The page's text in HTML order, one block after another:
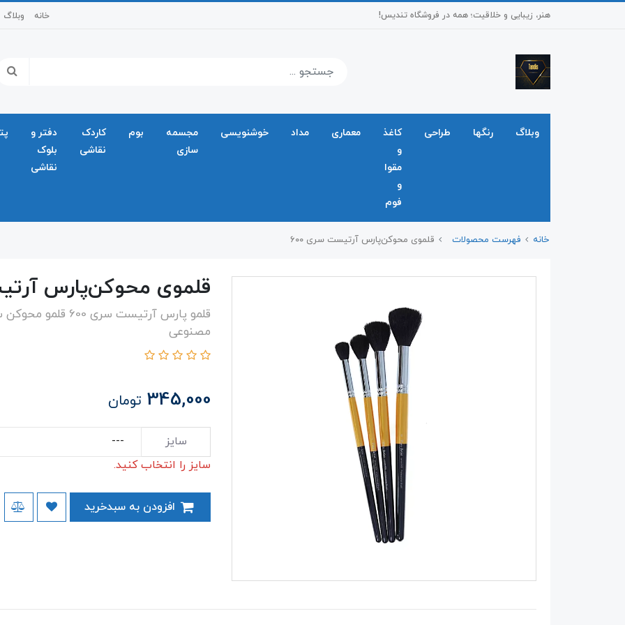
هنر، زیبایی و خلاقیت؛ همه در فروشگاه تندیس! خانه وبلاگ
وبلاگ رنگها طراحی
کاغذ
و
مقوا
و
فوم
معماری مداد خوشنویسی
مجسمه
سازی
بوم
کاردک
نقاشی
دفتر و
بلوک
نقاشی
خانه فهرست محصولات قلموی محوکن‌پارس آرتیست سری ۶۰۰
قلموی محوکن‌پارس
قلمو پارس آرتیست
مصنوعی
345,000 تومان
سایز
سایز را انتخاب کنید.